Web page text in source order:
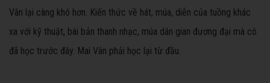
Vân lại càng khó hơn. Kiến thức về hát, múa, diễn của tuồng khác
xa với kỹ thuật, bài bản thanh nhạc, múa dân gian đương đại mà cô
đã học trước đây. Mai Vân phải học lại từ đầu.